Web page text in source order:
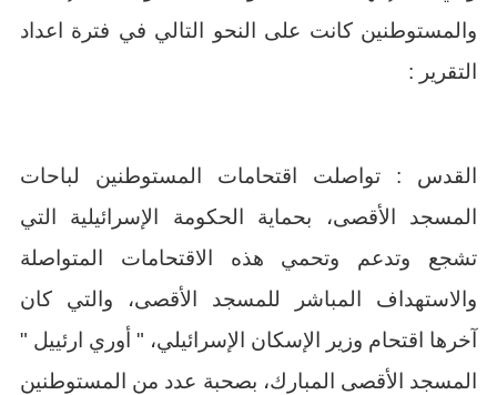
والمستوطنين كانت على النحو التالي في فترة اعداد
التقرير :
القدس : تواصلت اقتحامات المستوطنين لباحات
المسجد الأقصى، بحماية الحكومة الإسرائيلية التي
تشجع وتدعم وتحمي هذه الاقتحامات المتواصلة
والاستهداف المباشر للمسجد الأقصى، والتي كان
آخرها اقتحام وزير الإسكان الإسرائيلي، " أوري ارئييل "
المسجد الأقصى المبارك، بصحبة عدد من المستوطنين